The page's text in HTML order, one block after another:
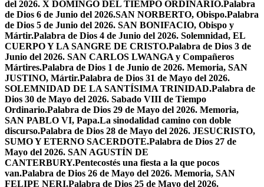
del 2026. X DOMINGO DEL TIEMPO ORDINARIO.Palabra
de Dios 6 de Junio del 2026.SAN NORBERTO, Obispo.Palabra
de Dios 5 de Junio del 2026. SAN BONIFACIO, Obispo y
Mártir.Palabra de Dios 4 de Junio del 2026. Solemnidad, EL
CUERPO Y LA SANGRE DE CRISTO.Palabra de Dios 3 de
Junio del 2026. SAN CARLOS LWANGA y Compañeros
Mártires.Palabra de Dios 1 de Junio de 2026. Memoria, SAN
JUSTINO, Mártir.Palabra de Dios 31 de Mayo del 2026.
SOLEMNIDAD DE LA SANTÍSIMA TRINIDAD.Palabra de
Dios 30 de Mayo del 2026. Sabado VIII de Tiempo
Ordinario.Palabra de Dios 29 de Mayo del 2026. Memoria,
SAN PABLO VI, Papa.La sinodalidad camino con doble
discurso.Palabra de Dios 28 de Mayo del 2026. JESUCRISTO,
SUMO Y ETERNO SACERDOTE.Palabra de Dios 27 de
Mayo del 2026. SAN AGUSTÍN DE
CANTERBURY.Pentecostés una fiesta a la que pocos
van.Palabra de Dios 26 de Mayo del 2026. Memoria, SAN
FELIPE NERI.Palabra de Dios 25 de Mayo del 2026.